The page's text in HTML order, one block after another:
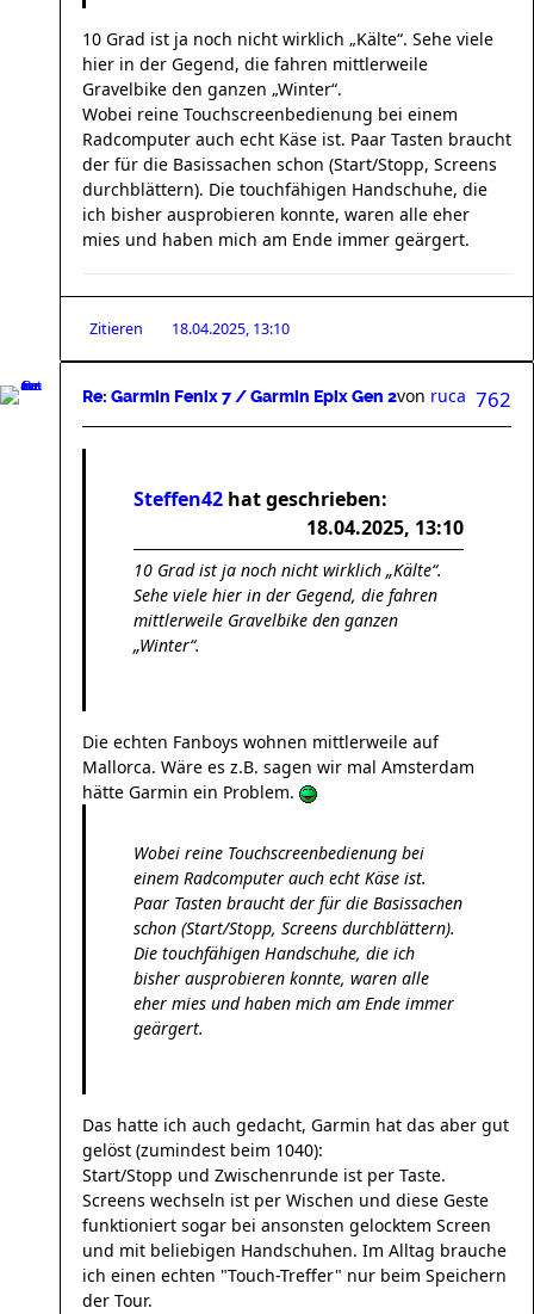
10 Grad ist ja noch nicht wirklich „Kälte“. Sehe viele
hier in der Gegend, die fahren mittlerweile
Gravelbike den ganzen „Winter“.
Wobei reine Touchscreenbedienung bei einem
Radcomputer auch echt Käse ist. Paar Tasten braucht
der für die Basissachen schon (Start/Stopp, Screens
durchblättern). Die touchfähigen Handschuhe, die
ich bisher ausprobieren konnte, waren alle eher
mies und haben mich am Ende immer geärgert.
Zitieren 18.04.2025, 13:10
Re: Garmin Fenix 7 / Garmin Epix Gen 2 762
von ruca
Steffen42 hat geschrieben:
18.04.2025, 13:10
10 Grad ist ja noch nicht wirklich „Kälte“.
Sehe viele hier in der Gegend, die fahren
mittlerweile Gravelbike den ganzen
„Winter“.
Die echten Fanboys wohnen mittlerweile auf
Mallorca. Wäre es z.B. sagen wir mal Amsterdam
hätte Garmin ein Problem.
Wobei reine Touchscreenbedienung bei
einem Radcomputer auch echt Käse ist.
Paar Tasten braucht der für die Basissachen
schon (Start/Stopp, Screens durchblättern).
Die touchfähigen Handschuhe, die ich
bisher ausprobieren konnte, waren alle
eher mies und haben mich am Ende immer
geärgert.
Das hatte ich auch gedacht, Garmin hat das aber gut
gelöst (zumindest beim 1040):
Start/Stopp und Zwischenrunde ist per Taste.
Screens wechseln ist per Wischen und diese Geste
funktioniert sogar bei ansonsten gelocktem Screen
und mit beliebigen Handschuhen. Im Alltag brauche
ich einen echten "Touch-Treffer" nur beim Speichern
der Tour.